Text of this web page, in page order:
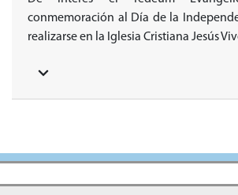
conmemoración al Día de la
realizarse en la Iglesia Cristiana Jesús